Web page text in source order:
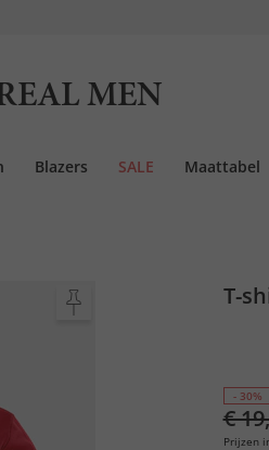
MEN
Blazers SALE Maattabel
T-
- 30%
€
Prijzen